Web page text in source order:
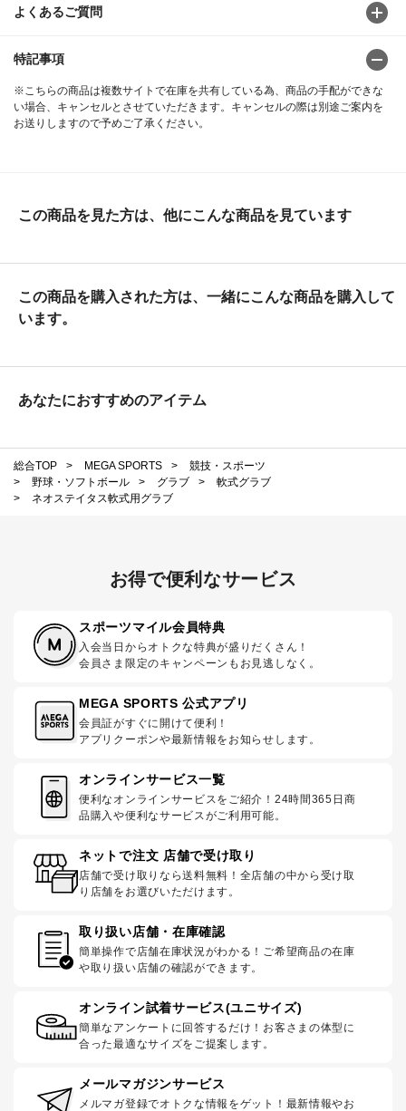
よくあるご質問
特記事項
※こちらの商品は複数サイトで在庫を共有している為、商品の手配ができな
い場合、キャンセルとさせていただきます。キャンセルの際は別途ご案内を
お送りしますので予めご了承ください。
この商品を見た方は、他にこんな商品を見ています
この商品を購入された方は、一緒にこんな商品を購入して
います。
あなたにおすすめのアイテム
総合TOP > MEGA SPORTS >
競技・スポーツ
>
野球・ソフトボール > グラブ >
軟式グラブ
>
ネオステイタス軟式用グラブ
お得で便利なサービス
スポーツマイル会員特典
入会当日からオトクな特典が盛りだくさん！
会員さま限定のキャンペーンもお見逃しなく。
MEGA SPORTS 公式アプリ
会員証がすぐに開けて便利！
アプリクーポンや最新情報をお知らせします。
オンラインサービス一覧
便利なオンラインサービスをご紹介！24時間365日商
品購入や便利なサービスがご利用可能。
ネットで注文 店舗で受け取り
店舗で受け取りなら送料無料！全店舗の中から受け取
り店舗をお選びいただけます。
取り扱い店舗・在庫確認
簡単操作で店舗在庫状況がわかる！ご希望商品の在庫
や取り扱い店舗の確認ができます。
オンライン試着サービス(ユニサイズ)
簡単なアンケートに回答するだけ！お客さまの体型に
合った最適なサイズをご提案します。
メールマガジンサービス
メルマガ登録でオトクな情報をゲット！最新情報やお